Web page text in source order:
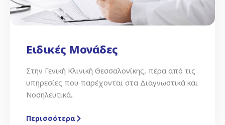
Ειδικές Μονάδες
Στην Γενική Κλινική Θεσσαλονίκης, πέρα από τις
υπηρεσίες που παρέχονται στα Διαγνωστικά και
Νοσηλευτικά..
Περισσότερα